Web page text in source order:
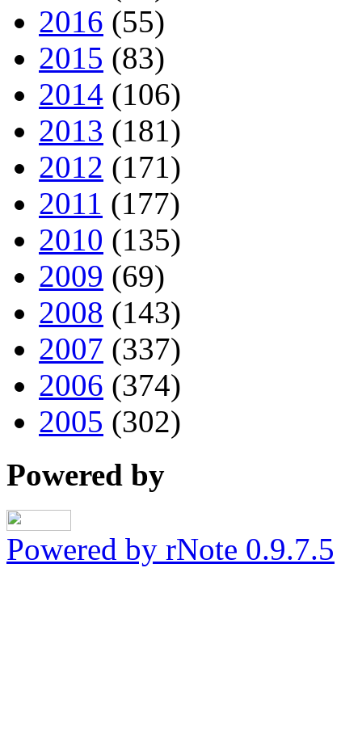
2016 (55)
2015 (83)
2014 (106)
2013 (181)
2012 (171)
2011 (177)
2010 (135)
2009 (69)
2008 (143)
2007 (337)
2006 (374)
2005 (302)
Powered by
Powered by rNote 0.9.7.5